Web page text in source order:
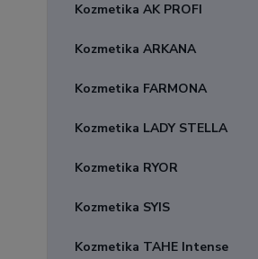
Kozmetika AK PROFI
Kozmetika ARKANA
Kozmetika FARMONA
Kozmetika LADY STELLA
Kozmetika RYOR
Kozmetika SYIS
Kozmetika TAHE Intense